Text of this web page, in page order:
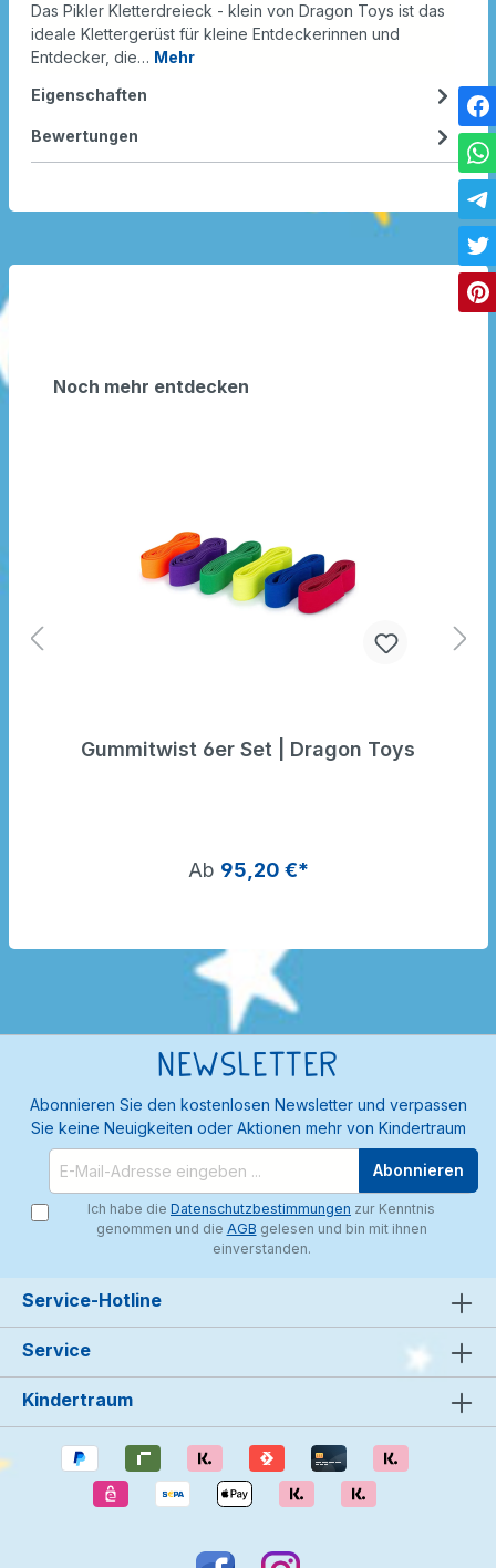
Das Pikler Kletterdreieck - klein von Dragon Toys ist das
ideale Klettergerüst für kleine Entdeckerinnen und
Entdecker, die… Mehr
Eigenschaften
Bewertungen
Noch mehr entdecken
Gummitwist 6er Set | Dragon Toys
Ab 95,20 €*
Newsletter
Abonnieren Sie den kostenlosen Newsletter und verpassen
Sie keine Neuigkeiten oder Aktionen mehr von Kindertraum
Abonnieren
Ich habe die Datenschutzbestimmungen zur Kenntnis
genommen und die AGB gelesen und bin mit ihnen
einverstanden.
Service-Hotline
Service
Kindertraum